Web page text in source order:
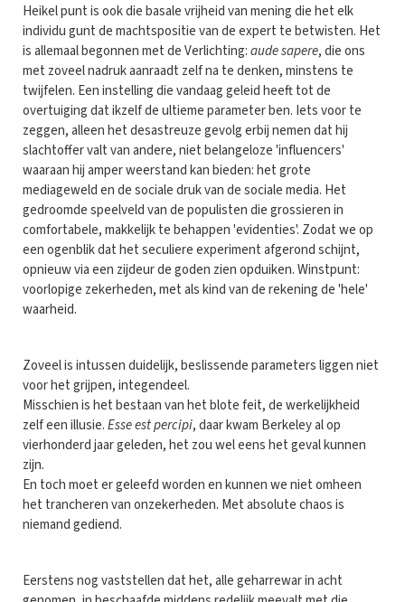
Heikel punt is ook die basale vrijheid van mening die het elk
individu gunt de machtspositie van de expert te betwisten. Het
is allemaal begonnen met de Verlichting:aude sapere, die ons
met zoveel nadruk aanraadt zelf na te denken, minstens te
twijfelen. Een instelling die vandaag geleid heeft tot de
overtuiging dat ikzelf de ultieme parameter ben. Iets voor te
zeggen, alleen het desastreuze gevolg erbij nemen dat hij
slachtoffer valt van andere, niet belangeloze 'influencers'
waaraan hij amper weerstand kan bieden: het grote
mediageweld en de sociale druk van de sociale media. Het
gedroomde speelveld van de populisten die grossieren in
comfortabele, makkelijk te behappen 'evidenties'. Zodat we op
een ogenblik dat het seculiere experiment afgerond schijnt,
opnieuw via een zijdeur de goden zien opduiken. Winstpunt:
voorlopige zekerheden, met als kind van de rekening de 'hele'
waarheid.
Zoveel is intussen duidelijk, beslissende parameters liggen niet
voor het grijpen, integendeel.
Misschien is het bestaan van het blote feit, de werkelijkheid
zelf een illusie.Esse est percipi, daar kwam Berkeley al op
vierhonderd jaar geleden, het zou wel eens het geval kunnen
zijn.
En toch moet er geleefd worden en kunnen we niet omheen
het trancheren van onzekerheden. Met absolute chaos is
niemand gediend.
Eerstens nog vaststellen dat het, alle geharrewar in acht